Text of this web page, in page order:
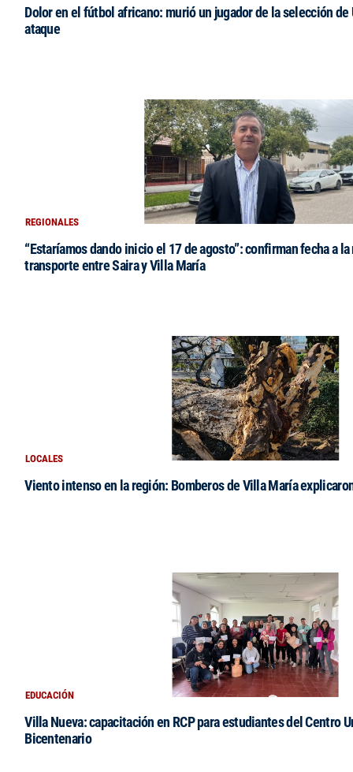
Dolor en el fútbol africano: murió un jugador de la selección
ataque
REGIONALES
“Estaríamos dando inicio el 17 de agosto”: confirman fecha a
transporte entre Saira y Villa María
LOCALES
Viento intenso en la región: Bomberos de Villa María
EDUCACIÓN
Villa Nueva: capacitación en RCP para estudiantes del Centro
Bicentenario